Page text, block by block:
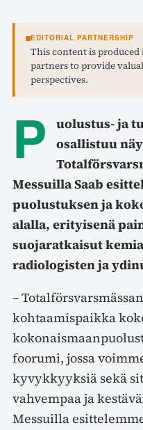
EDITORIAL PARTNERSHIP
This content is
partners to provide
perspectives.
P
uolustus- ja
osallistuu
Messuilla Saab
puolustuksen ja
alalla, erityisenä
suojaratkaisut
radiologisten ja
–
kohtaamispaikka
foorumi, jossa
kyvykkyyksiä sekä
vahvempaa ja
Messuilla